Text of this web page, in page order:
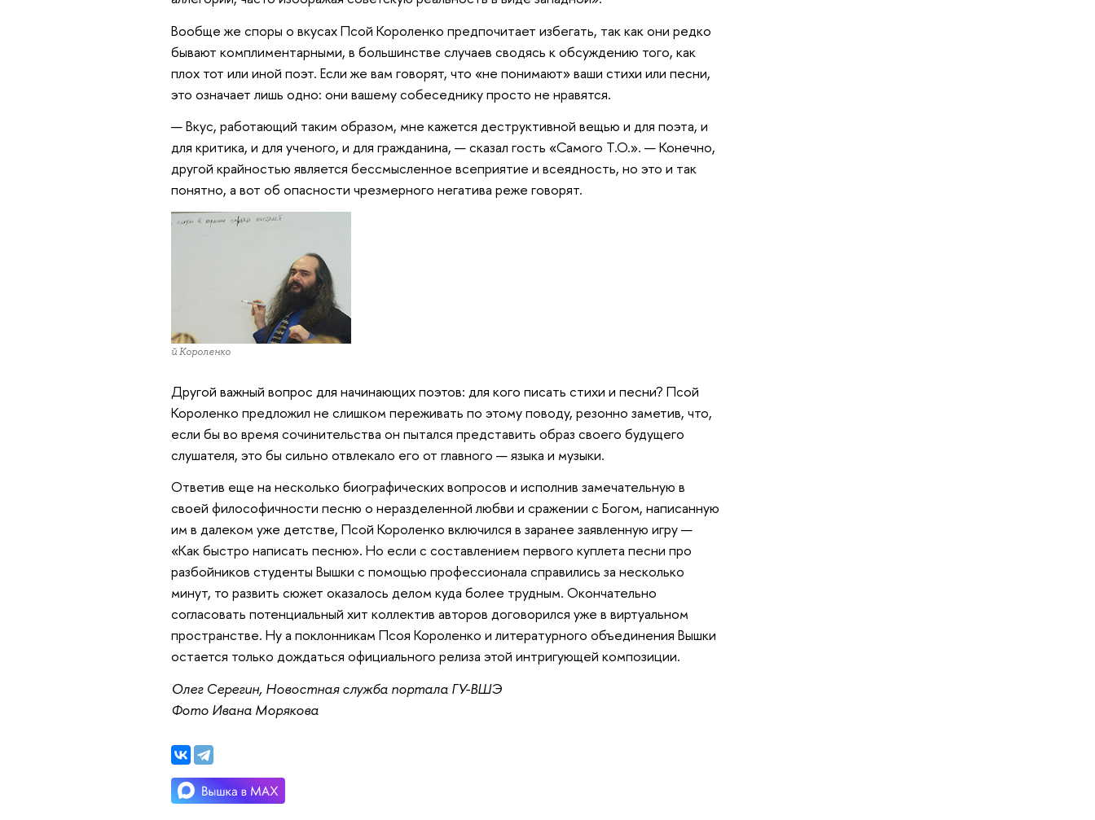
Вообще же споры о вкусах Псой Короленко предпочитает избегать, так как они редко
бывают комплиментарными, в большинстве случаев сводясь к обсуждению того, как
плох тот или иной поэт. Если же вам говорят, что «не понимают» ваши стихи или песни,
это означает лишь одно: они вашему собеседнику просто не нравятся.
— Вкус, работающий таким образом, мне кажется деструктивной вещью и для поэта, и
для критика, и для ученого, и для гражданина, — сказал гость «Самого Т.О.». — Конечно,
другой крайностью является бессмысленное всеприятие и всеядность, но это и так
понятно, а вот об опасности чрезмерного негатива реже говорят.
Псой Короленко
Другой важный вопрос для начинающих поэтов: для кого писать стихи и песни? Псой
Короленко предложил не слишком переживать по этому поводу, резонно заметив, что,
если бы во время сочинительства он пытался представить образ своего будущего
слушателя, это бы сильно отвлекало его от главного — языка и музыки.
Ответив еще на несколько биографических вопросов и исполнив замечательную в
своей философичности песню о неразделенной любви и сражении с Богом, написанную
им в далеком уже детстве, Псой Короленко включился в заранее заявленную игру —
«Как быстро написать песню». Но если с составлением первого куплета песни про
разбойников студенты Вышки с помощью профессионала справились за несколько
минут, то развить сюжет оказалось делом куда более трудным. Окончательно
согласовать потенциальный хит коллектив авторов договорился уже в виртуальном
пространстве. Ну а поклонникам Псоя Короленко и литературного объединения Вышки
остается только дождаться официального релиза этой интригующей композиции.
Олег Серегин, Новостная служба портала ГУ-ВШЭ
Фото Ивана Морякова